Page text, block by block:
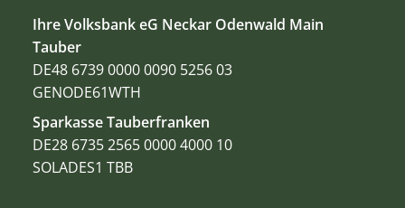
Ihre Volksbank eG Neckar Odenwald Main
Tauber
DE48 6739 0000 0090 5256 03
GENODE61WTH
Sparkasse Tauberfranken
DE28 6735 2565 0000 4000 10
SOLADES1 TBB